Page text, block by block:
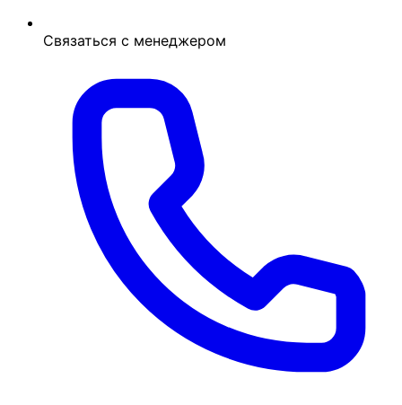
Связаться с менеджером